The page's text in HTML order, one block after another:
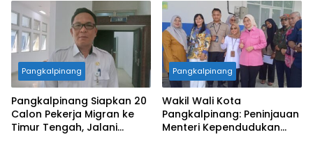
Pangkalpinang
Pangkalpinang Siapkan 20
Calon Pekerja Migran ke
Timur Tengah, Jalani
Pangkalpinang
Wakil Wali Kota
Pangkalpinang: Peninjauan
Menteri Kependudukan